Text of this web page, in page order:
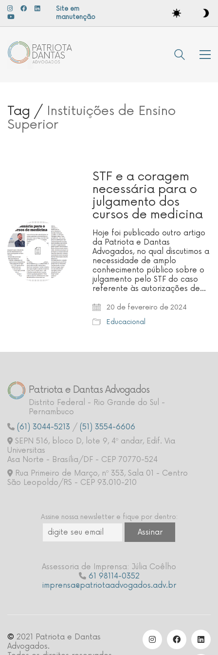
Site em
manutenção
Tag / Instituições de Ensino
Superior
STF e a coragem
necessária para o
julgamento dos
cursos de medicina
Hoje foi publicado outro artigo
da Patriota e Dantas
Advogados, no qual discutimos a
necessidade de amplo
conhecimento público sobre o
julgamento pelo STF do caso
referente às autorizações de…
20 de fevereiro de 2024
Educacional
Patriota e Dantas Advogados
Distrito Federal - Rio Grande do Sul -
Pernambuco
(61) 3044-5213 / (51) 3554-6606
SEPN 516, bloco D, lote 9, 4º andar, Edif. Via
Universitas
Asa Norte - Brasília/DF - CEP 70770-524
Rua Primeiro de Março, nº 353, Sala 01 - Centro
São Leopoldo/RS - CEP 93.010-210
Assine nossa newsletter e fique por dentro:
Assessoria de Imprensa: Júlia Coêlho
61 98114-0352
imprensa@patriotaadvogados.adv.br
© 2021 Patriota e Dantas
Advogados.